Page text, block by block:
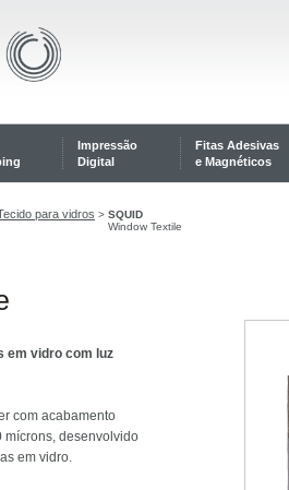
Impressão
Digital
Fitas Adesivas
e Magnéticos
para vidros > SQUID
Window Textile
em vidro com luz
com acabamento
mícrons, desenvolvido
em vidro.